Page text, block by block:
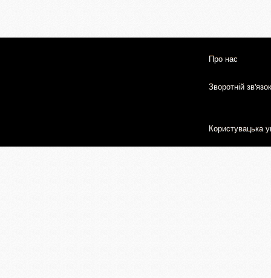
Про нас
Зворотній зв'язок
Користувацька